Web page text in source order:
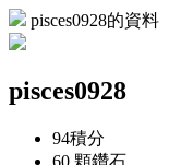
pisces0928的資料
pisces0928
94積分
60 顆鑽石